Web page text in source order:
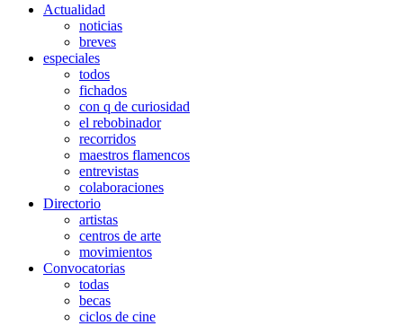
Actualidad
noticias
breves
especiales
todos
fichados
con q de curiosidad
el rebobinador
recorridos
maestros flamencos
entrevistas
colaboraciones
Directorio
artistas
centros de arte
movimientos
Convocatorias
todas
becas
ciclos de cine